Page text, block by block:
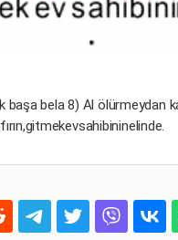
bela 8) Al ölürmeydan